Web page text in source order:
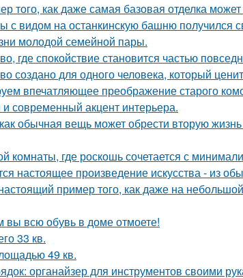
того, как даже самая базовая отделка
с видом на останкинскую башню получился
молодой семейной пары.
где спокойствие становится частью
создано для одного человека, который
впечатляющее преображение старого
современный акцент интерьера.
обычная вещь может обрести вторую
комнаты, где роскошь сочетается с
настоящее произведение искусства - из
пример того, как даже на
вы всю обувь в доме отмоете!
33 кв.
49 кв.
органайзер для инструментов своими